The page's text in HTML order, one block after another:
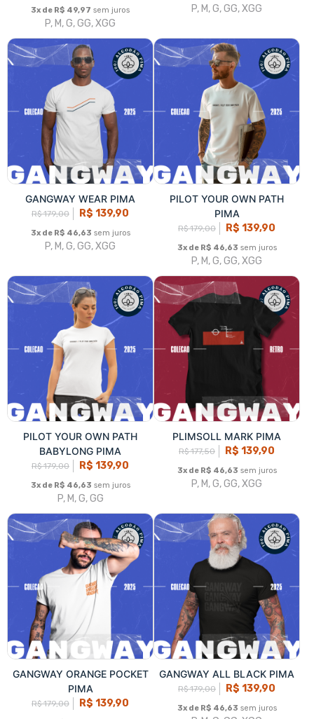
GANGWAY WEAR POCKET
POLO
R$ 185,00 R$ 149,90
3x de R$ 49,97sem juros
P, M, G, GG, XGG
2448 SHINC PIMA
R$ 179,00 R$ 139,90
3x de R$ 46,63 sem juros
P, M, G, GG, XGG
GANGWAY WEAR PIMA
R$ 179,00 R$ 139,90
3x de R$ 46,63 sem juros
P, M, G, GG, XGG
PILOT YOUR OWN PATH
PIMA
R$ 179,00 R$ 139,90
3x de R$ 46,63sem juros
P, M, G, GG, XGG
PILOT YOUR OWN PATH
BABYLONG PIMA
R$ 179,00 R$ 139,90
3x de R$ 46,63sem juros
P, M, G, GG
PLIMSOLL MARK PIMA
R$ 177,50 R$ 139,90
3x de R$ 46,63sem juros
P, M, G, GG, XGG